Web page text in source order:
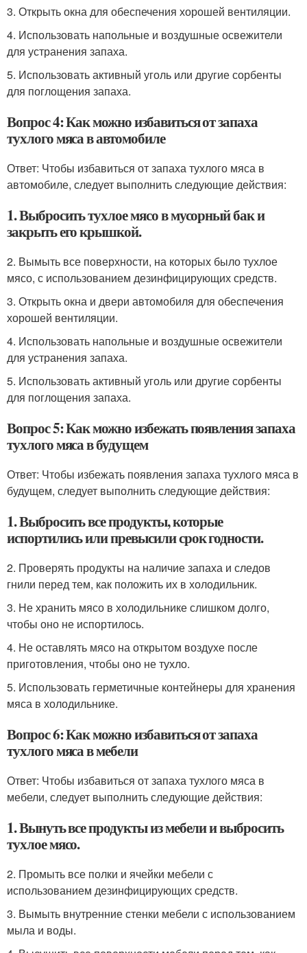
3. Открыть окна для обеспечения хорошей вентиляции.
4. Использовать напольные и воздушные освежители
для устранения запаха.
5. Использовать активный уголь или другие сорбенты
для поглощения запаха.
Вопрос 4: Как можно избавиться от запаха
тухлого мяса в автомобиле
Ответ: Чтобы избавиться от запаха тухлого мяса в
автомобиле, следует выполнить следующие действия:
1. Выбросить тухлое мясо в мусорный бак и
закрыть его крышкой.
2. Вымыть все поверхности, на которых было тухлое
мясо, с использованием дезинфицирующих средств.
3. Открыть окна и двери автомобиля для обеспечения
хорошей вентиляции.
4. Использовать напольные и воздушные освежители
для устранения запаха.
5. Использовать активный уголь или другие сорбенты
для поглощения запаха.
Вопрос 5: Как можно избежать появления запаха
тухлого мяса в будущем
Ответ: Чтобы избежать появления запаха тухлого мяса в
будущем, следует выполнить следующие действия:
1. Выбросить все продукты, которые
испортились или превысили срок годности.
2. Проверять продукты на наличие запаха и следов
гнили перед тем, как положить их в холодильник.
3. Не хранить мясо в холодильнике слишком долго,
чтобы оно не испортилось.
4. Не оставлять мясо на открытом воздухе после
приготовления, чтобы оно не тухло.
5. Использовать герметичные контейнеры для хранения
мяса в холодильнике.
Вопрос 6: Как можно избавиться от запаха
тухлого мяса в мебели
Ответ: Чтобы избавиться от запаха тухлого мяса в
мебели, следует выполнить следующие действия:
1. Вынуть все продукты из мебели и выбросить
тухлое мясо.
2. Промыть все полки и ячейки мебели с
использованием дезинфицирующих средств.
3. Вымыть внутренние стенки мебели с использованием
мыла и воды.